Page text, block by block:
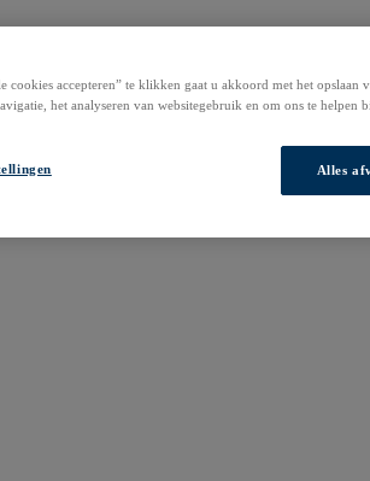
cookies accepteren” te klikken gaat u akkoord met het opslaan
het analyseren van websitegebruik en om ons te helpen
Alles